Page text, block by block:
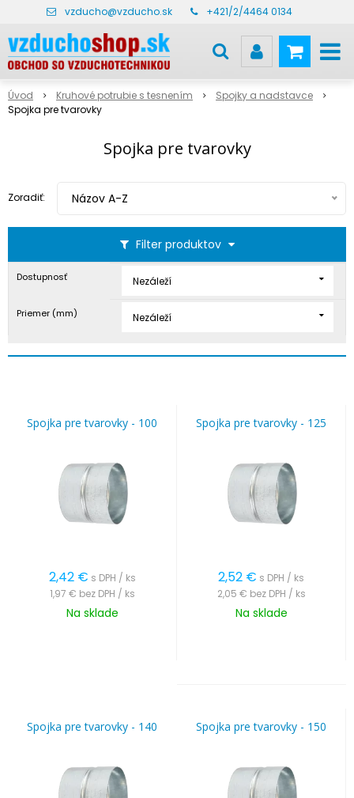
vzducho@vzducho.sk +421/2/4464 0134
Úvod Kruhové potrubie s tesnením
Spojky a nadstavce
Spojka pre tvarovky
Spojka pre tvarovky
Filter produktov
Zoradiť: Názov A-Z
Dostupnosť Nezáleží
Priemer (mm) Nezáleží
Spojka pre tvarovky - 100
2,42 € s DPH / ks
1,97 € bez DPH / ks
Na sklade
Spojka pre tvarovky - 125
2,52 € s DPH / ks
2,05 € bez DPH / ks
Na sklade
Spojka pre tvarovky - 140 Spojka pre tvarovky - 150